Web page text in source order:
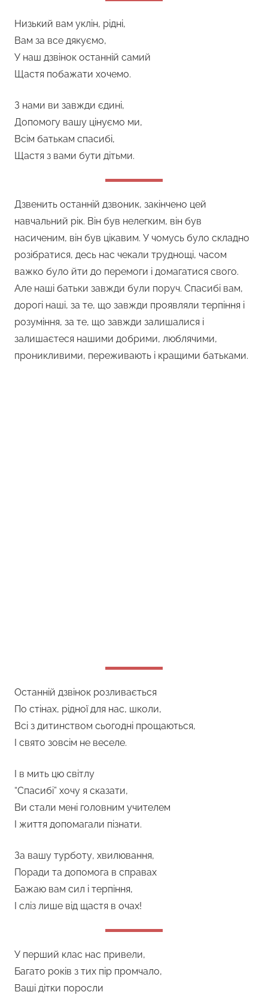
Низький вам уклін, рідні,
Вам за все дякуємо,
У наш дзвінок останній самий
Щастя побажати хочемо.
З нами ви завжди єдині,
Допомогу вашу цінуємо ми,
Всім батькам спасибі,
Щастя з вами бути дітьми.
Дзвенить останній дзвоник, закінчено цей
навчальний рік. Він був нелегким, він був
насиченим, він був цікавим. У чомусь було складно
розібратися, десь нас чекали труднощі, часом
важко було йти до перемоги і домагатися свого.
Але наші батьки завжди були поруч. Спасибі вам,
дорогі наші, за те, що завжди проявляли терпіння і
розуміння, за те, що завжди залишалися і
залишаєтеся нашими добрими, люблячими,
проникливими, переживають і кращими батьками.
Останній дзвінок розливається
По стінах, рідної для нас, школи,
Всі з дитинством сьогодні прощаються,
І свято зовсім не веселе.
І в мить цю світлу
“Спасибі” хочу я сказати,
Ви стали мені головним учителем
І життя допомагали пізнати.
За вашу турботу, хвилювання,
Поради та допомога в справах
Бажаю вам сил і терпіння,
І сліз лише від щастя в очах!
У перший клас нас привели,
Багато років з тих пір промчало,
Ваші дітки поросли